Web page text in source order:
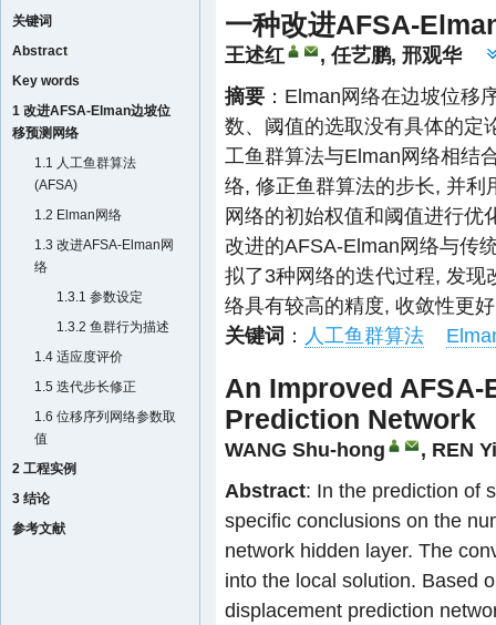
关键词
Abstract
Key words
1 改进AFSA-Elman边坡位
移预测网络
1.1 人工鱼群算法
(AFSA)
1.2 Elman网络
1.3 改进AFSA-Elman网
络
1.3.1 参数设定
1.3.2 鱼群行为描述
1.4 适应度评价
1.5 迭代步长修正
1.6 位移序列网络参数取
值
2 工程实例
3 结论
参考文献
一种改进AFSA-
王述红 ,任艺鹏, 邢观华
摘要 ：Elman网络在边坡位移
数、阈值的选取没有具体的定
工鱼群算法与Elman网络相结
络, 修正鱼群算法的步长, 并
网络的初始权值和阈值进行优
改进的AFSA-Elman网络与传
拟了3种网络的迭代过程, 发
络具有较高的精度, 收敛性更
关键词 ： 人工鱼群算法
An Improved
Prediction Network
WANG Shu-hong , REN
Abstract: In the prediction of
specific conclusions on the
network hidden layer. The
into the local solution. Based
displacement prediction